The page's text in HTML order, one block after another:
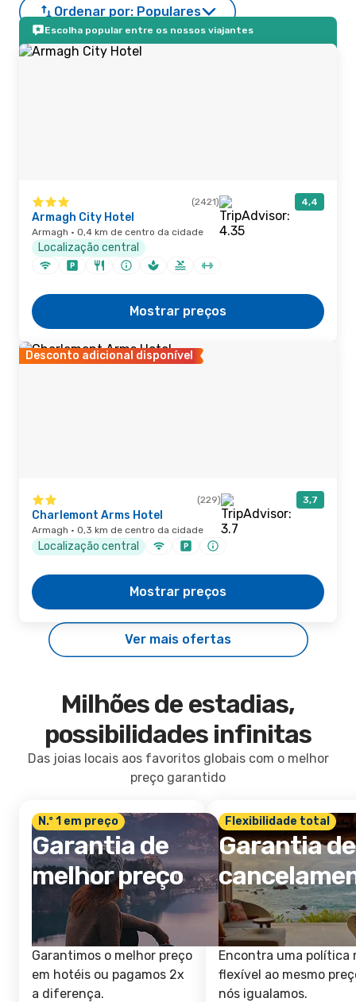
Ordenar por: Populares
Escolha popular entre os nossos viajantes
(2421) 4,4
Armagh City Hotel
Armagh · 0,4 km de centro da cidade
Localização central
Mostrar preços
Desconto adicional disponível
(229) 3,7
Charlemont Arms Hotel
Armagh · 0,3 km de centro da cidade
Localização central
Mostrar preços
Ver mais ofertas
Milhões de estadias,
possibilidades infinitas
Das joias locais aos favoritos globais com o melhor
preço garantido
N.º 1 em preço
Garantia de
melhor preço
Garantimos o melhor preço
em hotéis ou pagamos 2x
a diferença.
Flexibilidade total
Garantia de
Encontra uma política
flexível ao mesmo
nós igualamos.